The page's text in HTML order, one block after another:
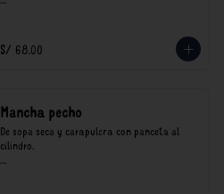
consumo.
S/ 68.00
Mancha pecho
De sopa seca y carapulcra con panceta al
cilindro.